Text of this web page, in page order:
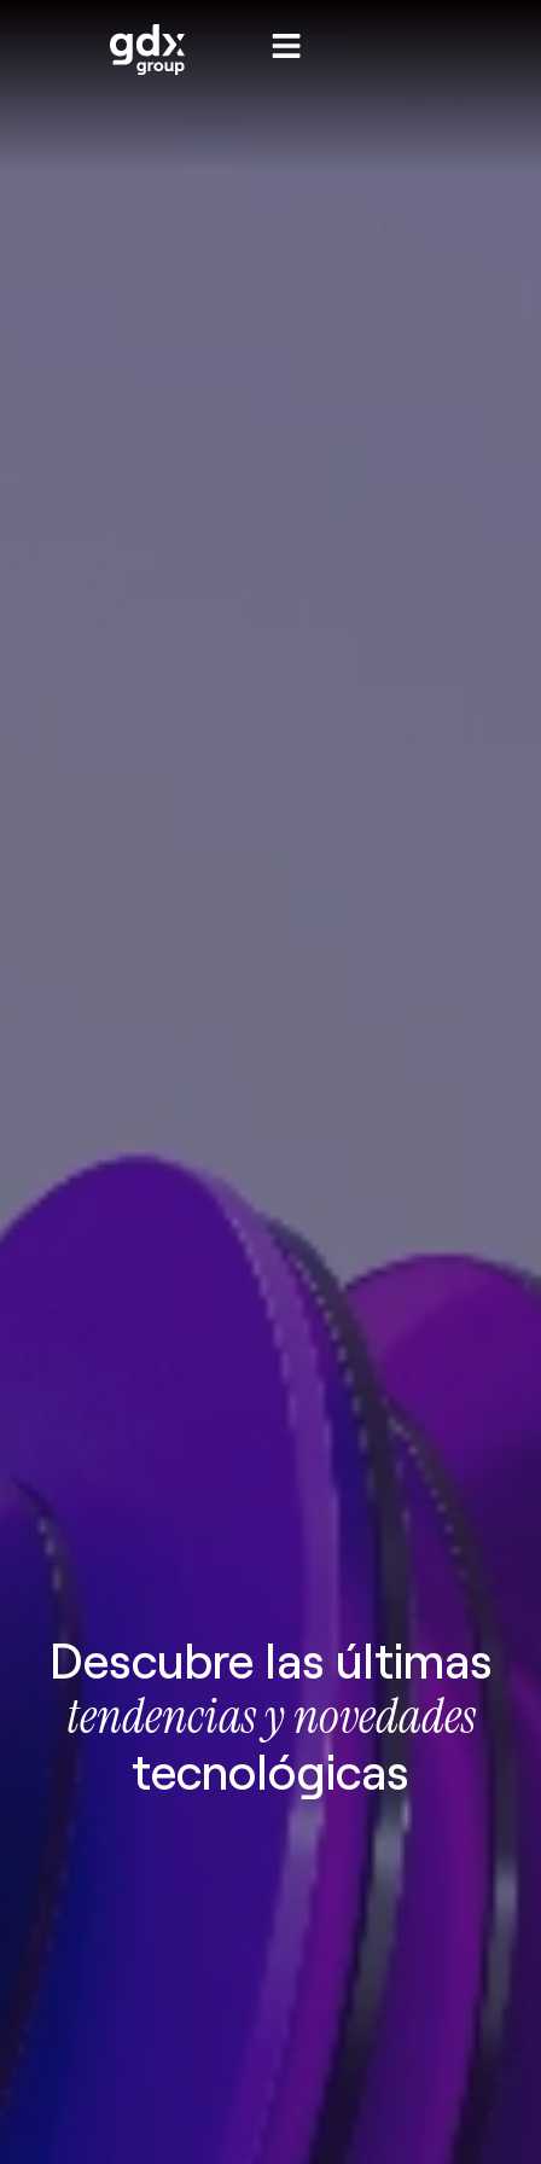
Descubre las últimas
tendencias y novedades
tecnológicas